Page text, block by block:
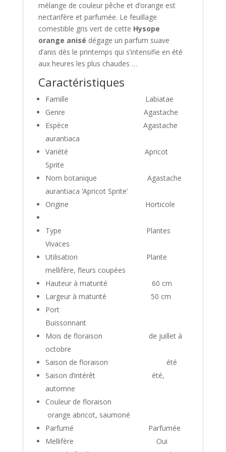
mélange de couleur pêche et d’orange est
nectarifère et parfumée. Le feuillage
comestible gris vert de cette Hysope
orange anisé dégage un parfum suave
d’anis dès le printemps qui s’intensifie en été
aux heures les plus chaudes …
Caractéristiques
Famille Labiatae
Genre Agastache
Espèce Agastache
aurantiaca
Variété Apricot
Sprite
Nom botanique Agastache
aurantiaca ‘Apricot Sprite’
Origine Horticole
Type Plantes
Vivaces
Utilisation Plante
mellifère, fleurs coupées
Hauteur à maturité 60 cm
Largeur à maturité 50 cm
Port
Buissonnant
Mois de floraison de juillet à
octobre
Saison de floraison été
Saison d’intérêt été,
automne
Couleur de floraison
orange abricot, saumoné
Parfumé Parfumée
Mellifère Oui